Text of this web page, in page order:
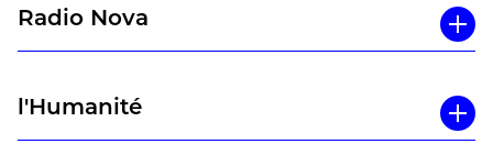
Radio Nova
l'Humanité